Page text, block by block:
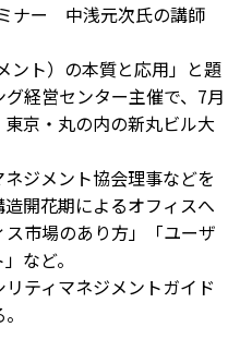
ナー 中浅元次氏の講師
ント）の本質と応用」と題
経営センター主催で、7月
京・丸の内の新丸ビル大
ジメント協会理事などを
開花期によるオフィスへ
市場のあり方」「ユーザ
など。
ティマネジメントガイド